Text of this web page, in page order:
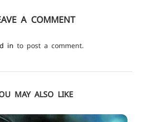
A COMMENT
in to post a comment.
MAY ALSO LIKE